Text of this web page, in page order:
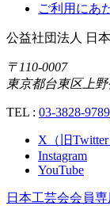
ご利用にあ
公益社団法人 日
〒110-0007
東京都台東区上
TEL : 03-3828-9789
X（旧Twitter
Instagram
YouTube
日本工芸会会員専